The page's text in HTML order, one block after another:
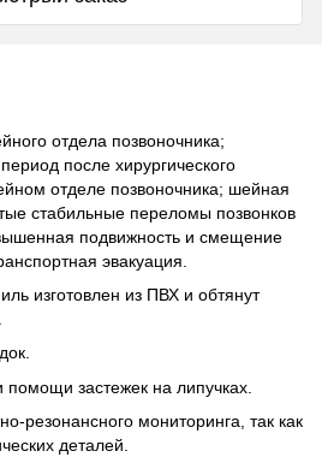
отдела позвоночника;
после хирургического
отделе позвоночника; шейная
стабильные переломы позвонков
подвижность и смещение
эвакуация.
изготовлен из ПВХ и обтянут
застежек на липучках.
резонансного мониторинга, так как
деталей.